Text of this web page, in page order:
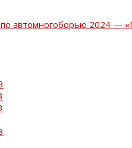
по автомногоборью 2024